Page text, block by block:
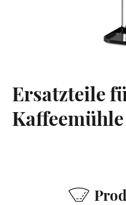
Ersatzteile
Kaffeemühle